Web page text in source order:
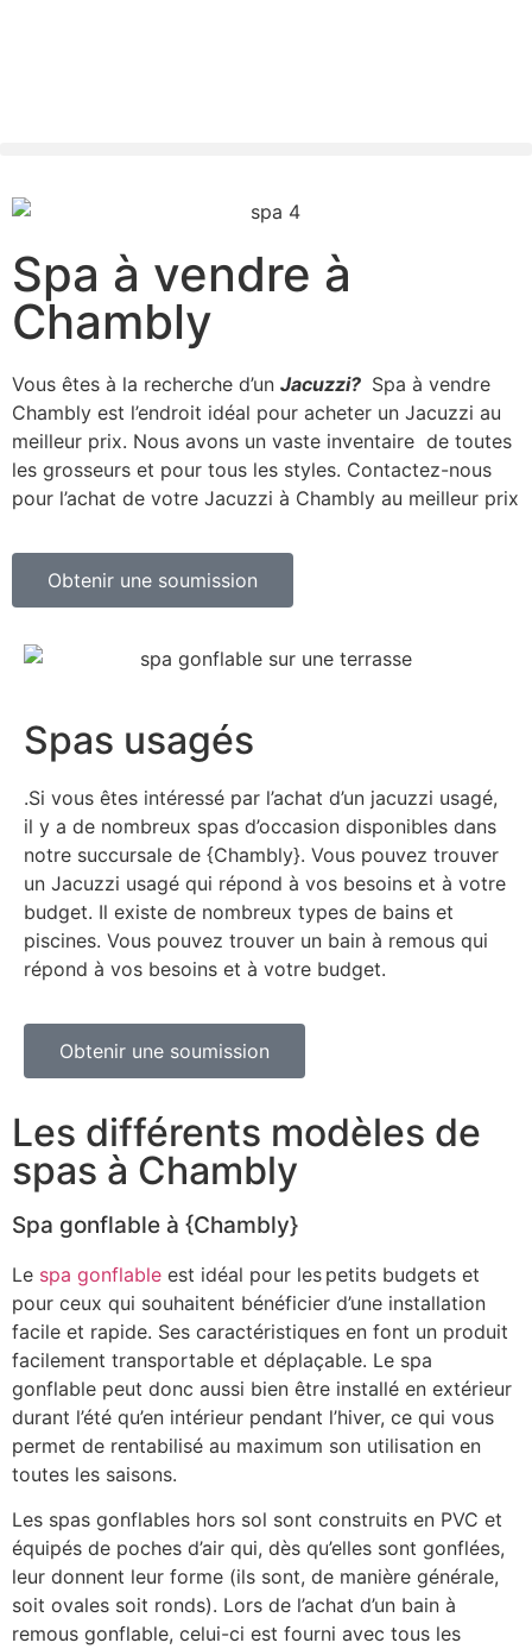
Spa à vendre à
Chambly
Vous êtes à la recherche d’un Jacuzzi? Spa à vendre
Chambly est l’endroit idéal pour acheter un Jacuzzi au
meilleur prix. Nous avons un vaste inventaire de toutes
les grosseurs et pour tous les styles. Contactez-nous
pour l’achat de votre Jacuzzi à Chambly au meilleur prix
Obtenir une soumission
Spas usagés
.Si vous êtes intéressé par l’achat d’un jacuzzi usagé,
il y a de nombreux spas d’occasion disponibles dans
notre succursale de {Chambly}. Vous pouvez trouver
un Jacuzzi usagé qui répond à vos besoins et à votre
budget. Il existe de nombreux types de bains et
piscines. Vous pouvez trouver un bain à remous qui
répond à vos besoins et à votre budget.
Obtenir une soumission
Les différents modèles de
spas à Chambly
Spa gonflable à {Chambly}
Le spa gonflable est idéal pour les petits budgets et
pour ceux qui souhaitent bénéficier d’une installation
facile et rapide. Ses caractéristiques en font un produit
facilement transportable et déplaçable. Le spa
gonflable peut donc aussi bien être installé en extérieur
durant l’été qu’en intérieur pendant l’hiver, ce qui vous
permet de rentabilisé au maximum son utilisation en
toutes les saisons.
Les spas gonflables hors sol sont construits en PVC et
équipés de poches d’air qui, dès qu’elles sont gonflées,
leur donnent leur forme (ils sont, de manière générale,
soit ovales soit ronds). Lors de l’achat d’un bain à
remous gonflable, celui-ci est fourni avec tous les